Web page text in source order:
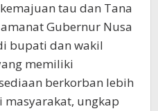
tau dan Tana
Gubernur Nusa
bupati dan wakil
memiliki
berkorban lebih
ungkap